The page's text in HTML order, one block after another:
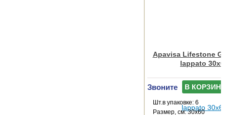
Apavisa Lifestone
lappato
Звоните В КОРЗИНУ
Шт.в упаковке: 6
Размер, см: 30x60